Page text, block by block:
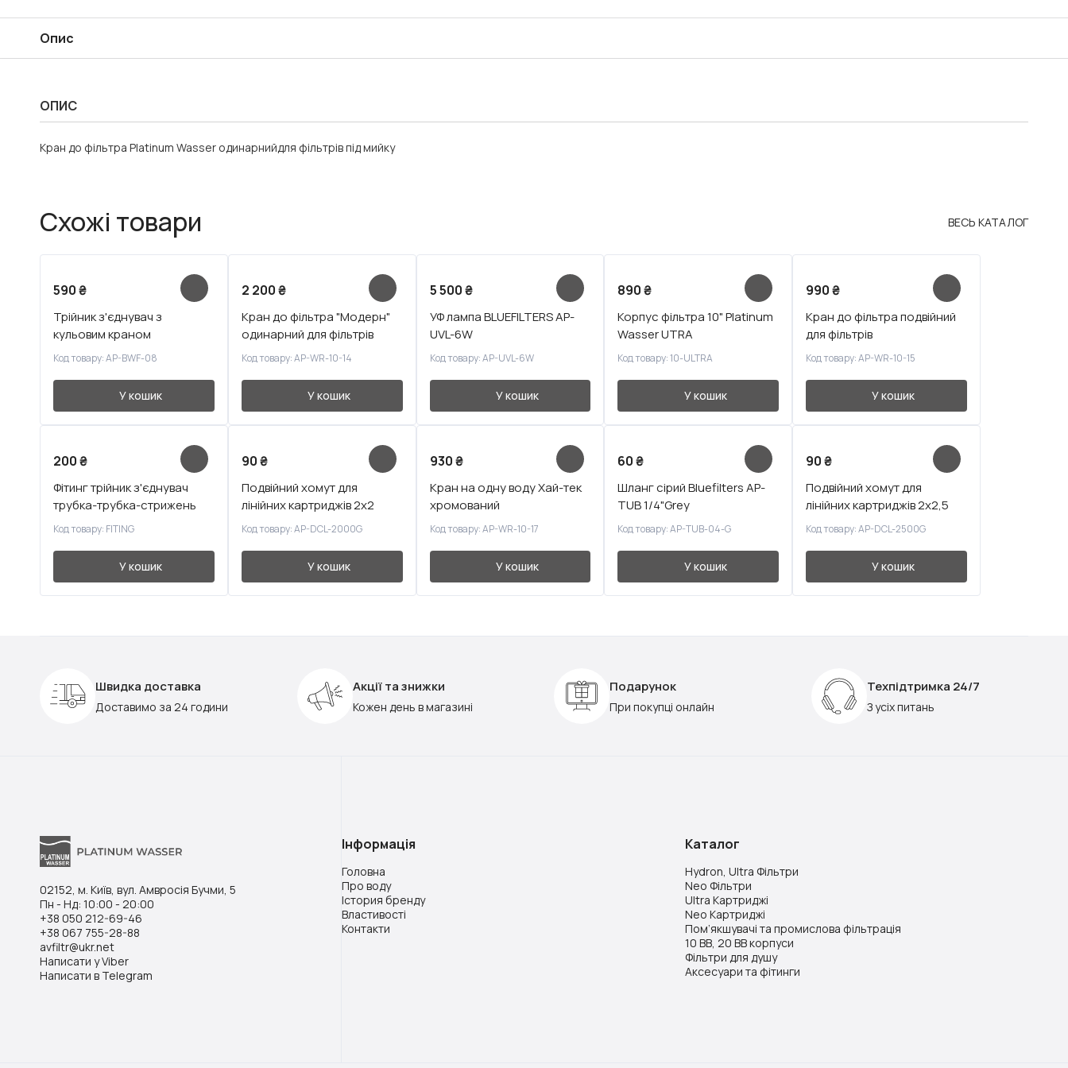
Опис
ОПИС
Кран до фільтра Platinum Wasser одинарнийдля фільтрів під мийку
Схожі товари ВЕСЬ КАТАЛОГ
590₴
Трійник з'єднувач з
кульовим краном
Код товару: AP-BWF-08
У кошик
2 200₴
Кран до фільтра "Модерн"
одинарний для фільтрів
Код товару: AP-WR-10-14
У кошик
5 500₴
УФ лампа BLUEFILTERS AP-
UVL-6W
Код товару: AP-UVL-6W
У кошик
890₴
Корпус фільтра 10" Platinum
Wasser UTRA
Код товару: 10-ULTRA
У кошик
990₴
Кран до фільтра подвійний
для фільтрів
Код товару: AP-WR-10-15
У кошик
200₴
Фітинг трійник з'єднувач
трубка-трубка-стрижень
Код товару: FITING
У кошик
90₴
Подвійний хомут для
лінійних картриджів 2x2
Код товару: AP-DCL-2000G
У кошик
930₴
Кран на одну воду Хай-тек
хромований
Код товару: AP-WR-10-17
У кошик
60₴
Шланг сірий Bluefilters AP-
TUB 1/4"Grey
Код товару: AP-TUB-04-G
У кошик
90₴
Подвійний хомут для
лінійних картриджів 2x2,5
Код товару: AP-DCL-2500G
У кошик
Швидка доставка
Доставимо за 24 години
Акції та знижки
Кожен день в магазині
Подарунок
При покупці онлайн
Техпідтримка 24/7
З усіх питань
02152, м. Київ, вул. Амвросія Бучми, 5
Пн - Нд: 10:00 - 20:00
+38 050 212-69-46
+38 067 755-28-88
avfiltr@ukr.net
Написати у Viber
Написати в Telegram
Інформація
Головна
Про воду
Істория бренду
Властивості
Контакти
Каталог
Hydron, Ultra Фільтри
Neo Фільтри
Ultra Картриджі
Neo Картриджі
Пом’якшувачі та промислова фільтрація
10 BB, 20 BB корпуси
Фільтри для душу
Аксесуари та фітинги